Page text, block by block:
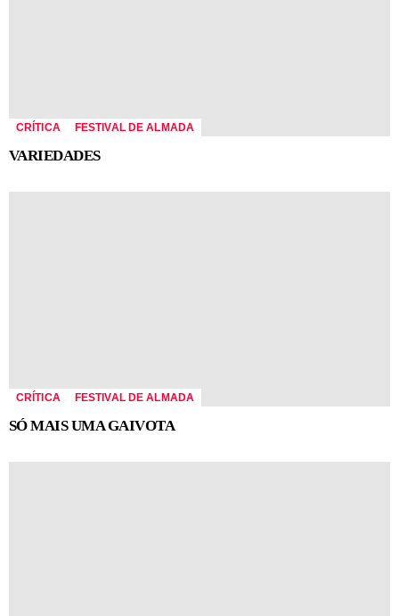
CRÍTICA FESTIVAL DE ALMADA
VARIEDADES
CRÍTICA FESTIVAL DE ALMADA
SÓ MAIS UMA GAIVOTA